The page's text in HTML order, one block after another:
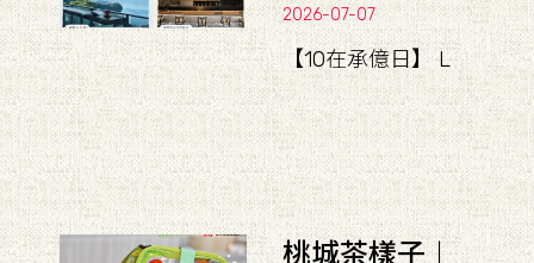
2026-07-07
【10在承億日】 L
桃城茶樣子︱